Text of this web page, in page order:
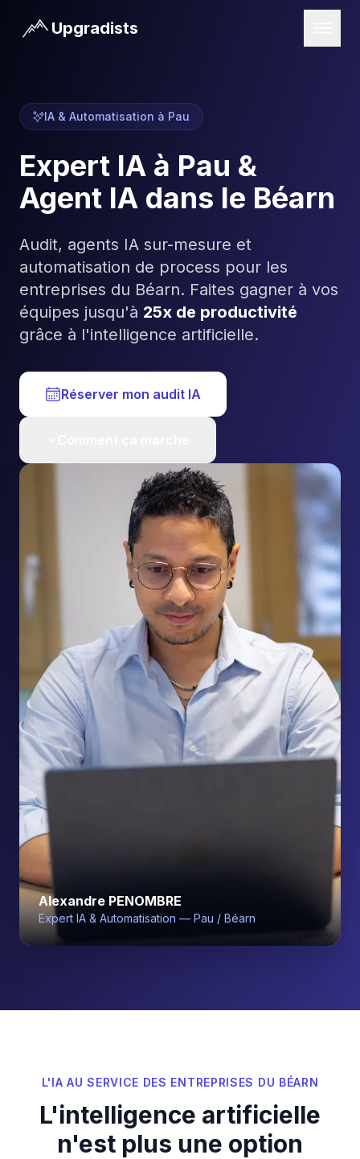
Upgradists
Offres
Résultats
Projets
Vidéos
Prendre RDV
IA & Automatisation à Pau
Expert IA à Pau &
Agent IA dans le Béarn
Audit, agents IA sur-mesure et
automatisation de process pour les
entreprises du Béarn. Faites gagner à vos
équipes jusqu'à 25x de productivité
grâce à l'intelligence artificielle.
Réserver mon audit IA
Alexandre PENOMBRE
Expert IA & Automatisation — Pau / Béarn
L'IA AU SERVICE DES ENTREPRISES DU BÉARN
L'intelligence artificielle
n'est plus une option